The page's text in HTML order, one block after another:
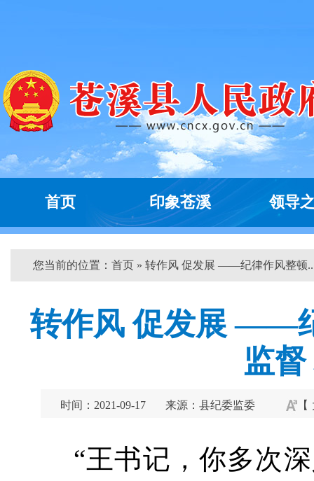
首页 印象苍溪 领导
您当前的位置： 首页 » 转作风 促发展 ——纪律作风整顿
转作风 促发展 ——
监
时间：2021-09-17 来源：县纪委监委 【
“王书记，你多次